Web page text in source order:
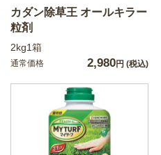
カダン除草王 オールキラー
粒剤
2kg1箱
通常価格 2,980円 (税込)